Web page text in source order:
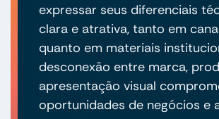
expressar seus diferenciais
clara e atrativa, tanto em
quanto em materiais
desconexão entre marca,
apresentação visual
oportunidades de negócios e